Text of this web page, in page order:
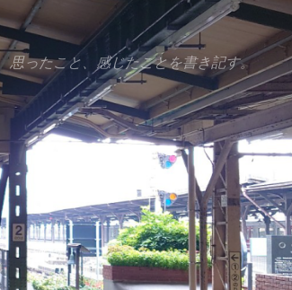
思ったこと、感じたことを書き記す。